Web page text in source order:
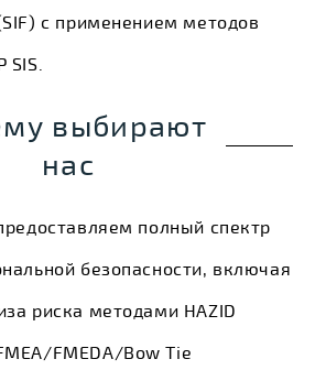
с применением методов
SIS.
выбирают
нас
полный спектр
безопасности, включая
риска методами HAZID
FMEDA/Bow Tie